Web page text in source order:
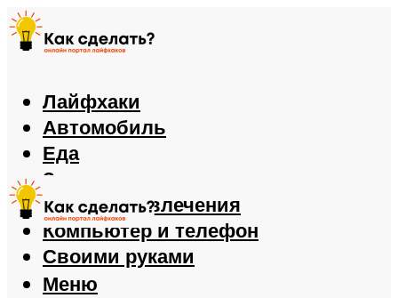
Лайфхаки
Автомобиль
Еда
Здоровье
Игры и развлечения
Компьютер и телефон
Своими руками
Меню